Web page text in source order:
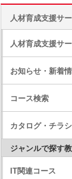
人材育成支援サ
人材育成支援サ
お知らせ・新着
コース検索
カタログ・チラ
ジャンルで探す
IT関連コース